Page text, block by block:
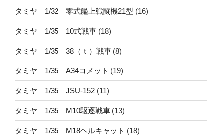
タミヤ 1/32 零式艦上戦闘機21型 (16)
タミヤ 1/35 10式戦車 (18)
タミヤ 1/35 38（ｔ）戦車 (8)
タミヤ 1/35 A34コメット (19)
タミヤ 1/35 JSU-152 (11)
タミヤ 1/35 M10駆逐戦車 (13)
タミヤ 1/35 M18ヘルキャット (18)